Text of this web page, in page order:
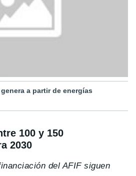
a partir de energías
100 y 150
2030
del AFIF siguen